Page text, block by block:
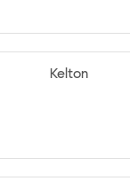
Kelton